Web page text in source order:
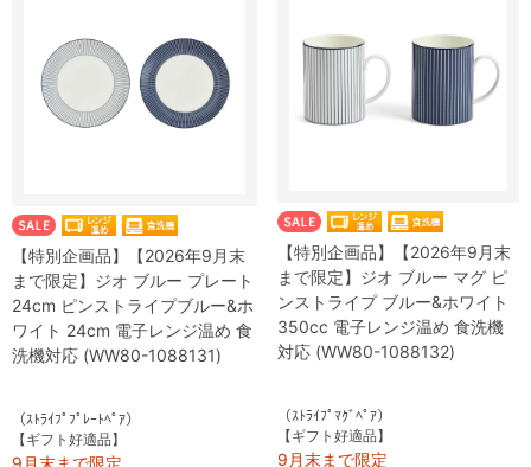
【特別企画品】【2026年9月末
まで限定】ジオ ブルー プレート
24cm ピンストライプブルー&ホ
ワイト 24cm 電子レンジ温め 食
洗機対応 (WW80-1088131)
（ｽﾄﾗｲﾌﾟﾌﾟﾚｰﾄﾍﾟｱ）
【ギフト好適品】
9月末まで限定
【特別企画品】【2026年9月末
まで限定】ジオ ブルー マグ ピ
ンストライプ ブルー&ホワイト
350cc 電子レンジ温め 食洗機
対応 (WW80-1088132)
（ｽﾄﾗｲﾌﾟﾏｸﾞﾍﾟｱ）
【ギフト好適品】
9月末まで限定